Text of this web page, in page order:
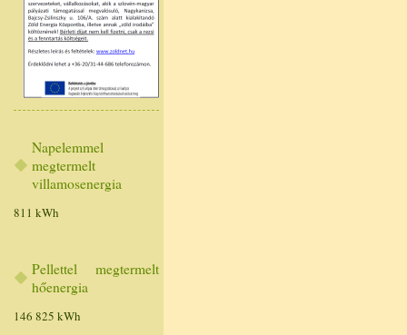
Napelemmel
megtermelt
villamosenergia
811 kWh
Pellettel megtermelt
hőenergia
146 825 kWh